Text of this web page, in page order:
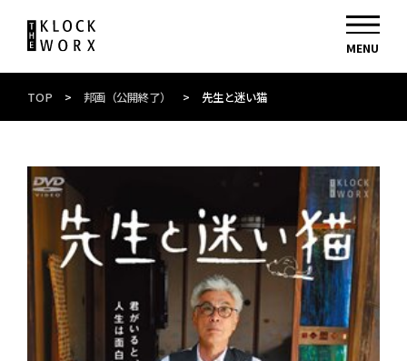
TOP > 邦画（公開終了） > 先生と迷い猫